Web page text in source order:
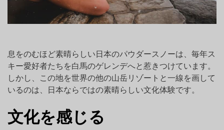
息をのむほど素晴らしい日本のパウダースノーは、毎年ス
キー愛好者たちを白馬のゲレンデへと惹きつけています。
しかし、この地を世界の他の山岳リゾートと一線を画して
いるのは、日本ならではの素晴らしい文化体験です。
文化を感じる